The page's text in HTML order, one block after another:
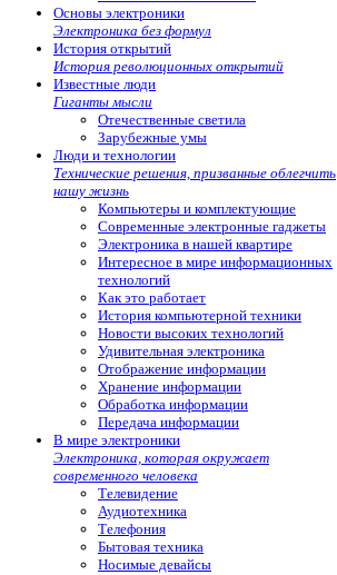
Основы электроники
Электроника без формул
История открытий
История революционных открытий
Известные люди
Гиганты мысли
Отечественные светила
Зарубежные умы
Люди и технологии
Технические решения, призванные облегчить
нашу жизнь
Компьютеры и комплектующие
Современные электронные гаджеты
Электроника в нашей квартире
Интересное в мире информационных
технологий
Как это работает
История компьютерной техники
Новости высоких технологий
Удивительная электроника
Отображение информации
Хранение информации
Обработка информации
Передача информации
В мире электроники
Электроника, которая окружает
современного человека
Телевидение
Аудиотехника
Телефония
Бытовая техника
Носимые девайсы